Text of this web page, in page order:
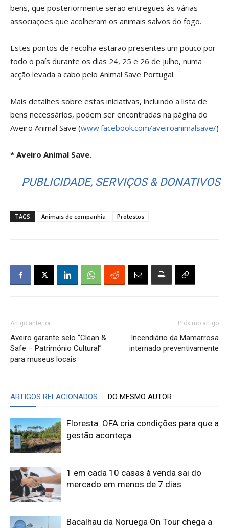
bens, que posteriormente serão entregues às várias
associações que acolheram os animais salvos do fogo.
Estes pontos de recolha estarão presentes um pouco por
todo o país durante os dias 24, 25 e 26 de julho, numa
acção levada a cabo pelo Animal Save Portugal.
Mais detalhes sobre estas iniciativas, incluindo a lista de
bens necessários, podem ser encontradas na página do
Aveiro Animal Save (www.facebook.com/aveiroanimalsave/)
* Aveiro Animal Save.
PUBLICIDADE, SERVIÇOS & DONATIVOS
TAGS Animais de companhia Protestos
Artigo anterior
Aveiro garante selo “Clean &
Safe – Património Cultural”
para museus locais
Próximo artigo
Incendiário da Mamarrosa
internado preventivamente
ARTIGOS RELACIONADOS DO MESMO AUTOR
Floresta: OFA cria condições para que a
gestão aconteça
1 em cada 10 casas à venda sai do
mercado em menos de 7 dias
Bacalhau da Noruega On Tour chega a